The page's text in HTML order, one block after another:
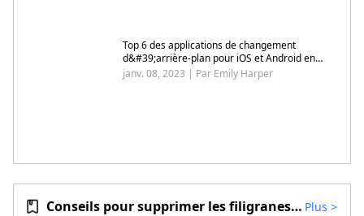
Top 6 des applications de changement
d&#39;arrière-plan pour iOS et Android en
2024
janv. 08, 2023 | Par Emily Harper
Conseils pour supprimer les filigranes vidéo Plus >